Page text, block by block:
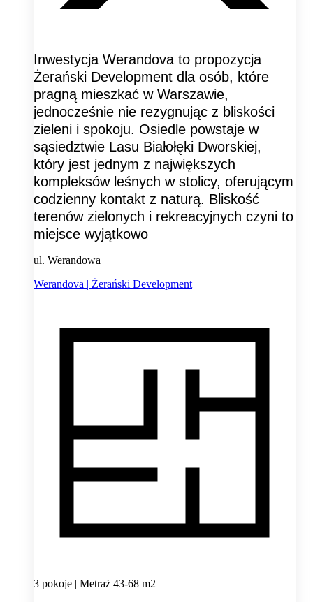
Inwestycja Werandova to propozycja
Żerański Development dla osób, które
pragną mieszkać w Warszawie,
jednocześnie nie rezygnując z bliskości
zieleni i spokoju. Osiedle powstaje w
sąsiedztwie Lasu Białołęki Dworskiej,
który jest jednym z największych
kompleksów leśnych w stolicy, oferującym
codzienny kontakt z naturą. Bliskość
terenów zielonych i rekreacyjnych czyni to
miejsce wyjątkowo
ul. Werandowa
Werandova | Żerański Development
3 pokoje | Metraż 43-68 m2